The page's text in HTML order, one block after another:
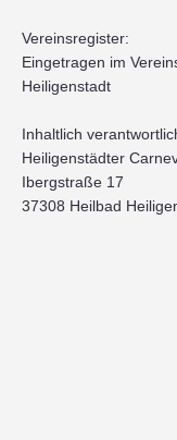
Vereinsregister:
Eingetragen im
Heiligenstadt
Inhaltlich
Heiligenstädter
Ibergstraße 17
37308 Heilbad